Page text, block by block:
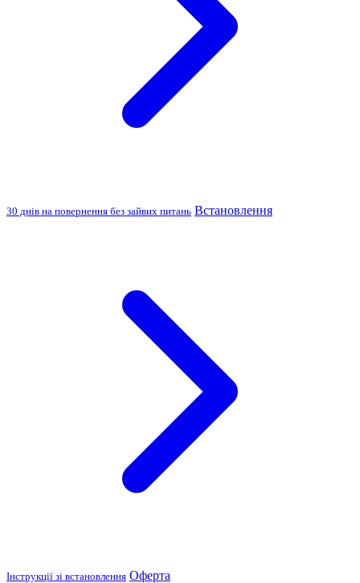
30 днів на повернення без зайвих питань Встановлення
Інструкції зі встановлення Оферта